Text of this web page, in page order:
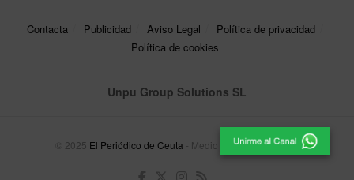
Contacta Publicidad Aviso Legal
Política de privacidad
Política de cookies
Unpu Group Solutions SL
© 2025 El Periódico de Ceuta - Medio de Comunicación